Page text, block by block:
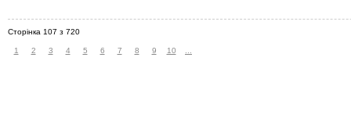
Сторінка 107 з 720
1 2 3 4 5 6 7 8 9 10